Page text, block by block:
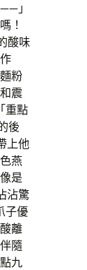
」
！
酸味
粉
震
重點
後
上他
燕
是
沾驚
子優
離
隨
九